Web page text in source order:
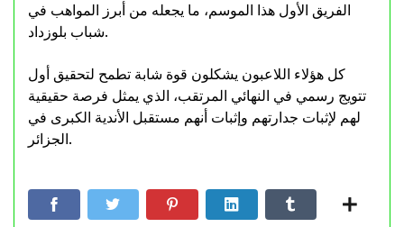
الفريق الأول هذا الموسم، ما يجعله من أبرز المواهب في
شباب بلوزداد.
كل هؤلاء اللاعبون يشكلون قوة شابة تطمح لتحقيق أول
تتويج رسمي في النهائي المرتقب، الذي يمثل فرصة حقيقية
لهم لإثبات جدارتهم وإثبات أنهم مستقبل الأندية الكبرى في
الجزائر.